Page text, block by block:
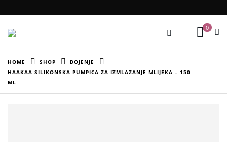
0
HOME SHOP
DOJENJE
HAAKAA SILIKONSKA PUMPICA ZA IZMLAZANJE MLIJEKA – 150
ML